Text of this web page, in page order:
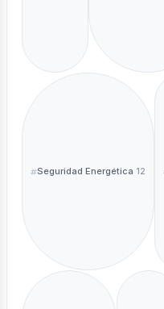
Seguridad Energética 12